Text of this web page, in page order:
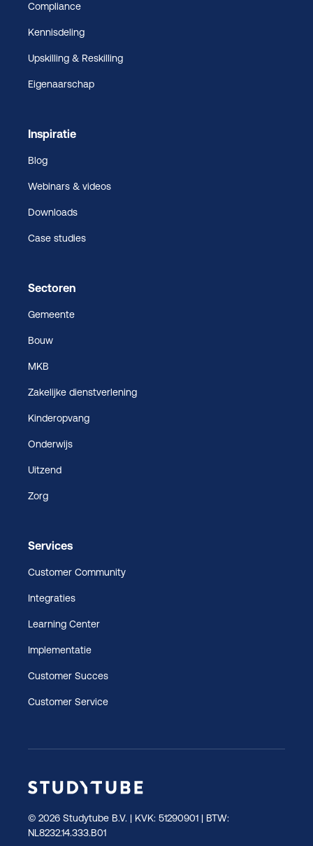
Compliance
Kennisdeling
Upskilling & Reskilling
Eigenaarschap
Inspiratie
Blog
Webinars & videos
Downloads
Case studies
Sectoren
Gemeente
Bouw
MKB
Zakelijke dienstverlening
Kinderopvang
Onderwijs
Uitzend
Zorg
Services
Customer Community
Integraties
Learning Center
Implementatie
Customer Succes
Customer Service
© 2026 Studytube B.V. | KVK: 51290901 | BTW:
NL8232.14.333.B01